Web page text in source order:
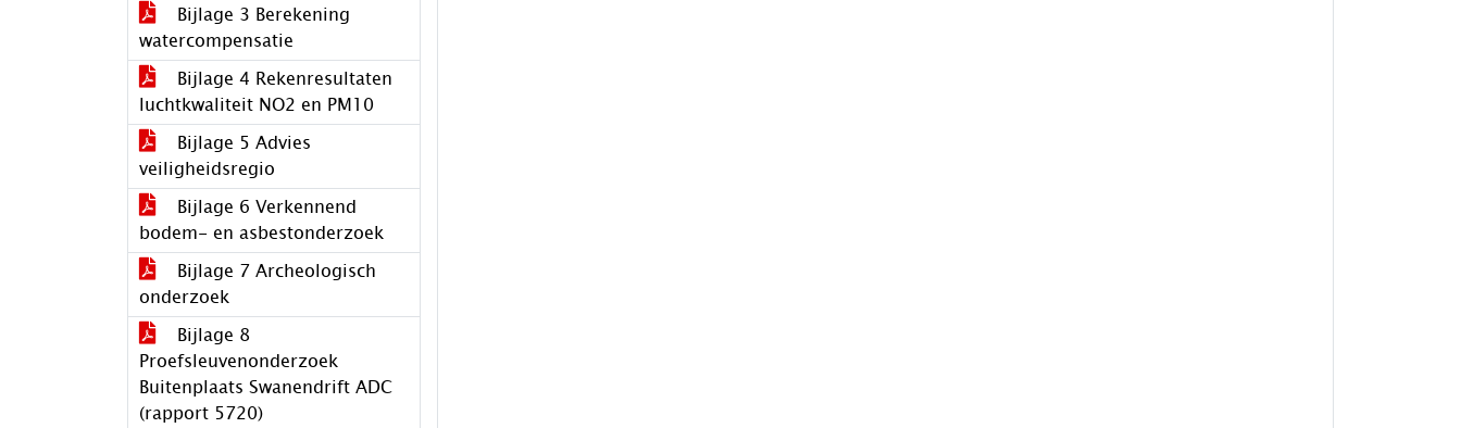
Bijlage 3 Berekening
watercompensatie
Bijlage 4 Rekenresultaten
luchtkwaliteit NO2 en PM10
Bijlage 5 Advies
veiligheidsregio
Bijlage 6 Verkennend
bodem- en asbestonderzoek
Bijlage 7 Archeologisch
onderzoek
Bijlage 8
Proefsleuvenonderzoek
Buitenplaats Swanendrift ADC
(rapport 5720)